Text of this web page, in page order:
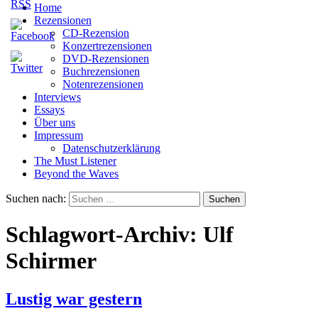
Home
Rezensionen
CD-Rezension
Konzertrezensionen
DVD-Rezensionen
Buchrezensionen
Notenrezensionen
Interviews
Essays
Über uns
Impressum
Datenschutzerklärung
The Must Listener
Beyond the Waves
Suchen nach:
Schlagwort-Archiv: Ulf
Schirmer
Lustig war gestern